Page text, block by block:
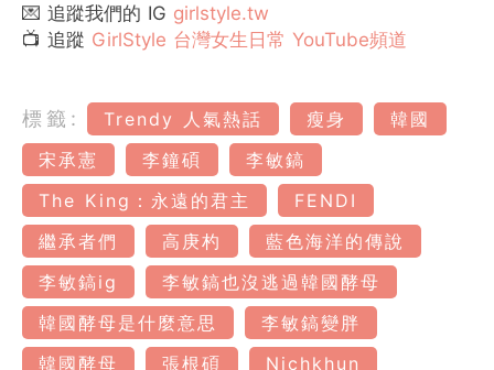
💌 追蹤我們的 IG girlstyle.tw
📺 追蹤 GirlStyle 台灣女生日常 YouTube頻道
標籤: Trendy 人氣熱話 瘦身
韓國
宋承憲
李鐘碩
李敏鎬
The King：永遠的君主
FENDI
繼承者們
高庚杓
藍色海洋的傳說
李敏鎬ig
李敏鎬也沒逃過韓國酵母
韓國酵母是什麼意思
李敏鎬變胖
韓國酵母
張根碩 Nichkhun